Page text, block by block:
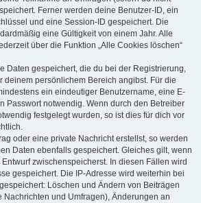
Ferner werden deine Benutzer-ID, ein
und eine Session-ID gespeichert. Die
eine Gültigkeit von einem Jahr. Alle
über die Funktion „Alle Cookies löschen“
Daten gespeichert, die du bei der Registrierung,
deinem persönlichem Bereich angibst. Für die
ein eindeutiger Benutzername, eine E-
Passwort notwendig. Wenn durch den Betreiber
festgelegt wurden, so ist dies für dich vor
oder eine private Nachricht erstellst, so werden
Daten ebenfalls gespeichert. Gleiches gilt, wenn
zwischenspeicherst. In diesen Fällen wird
gespeichert. Die IP-Adresse wird weiterhin bei
Löschen und Ändern von Beiträgen
Nachrichten und Umfragen), Änderungen an